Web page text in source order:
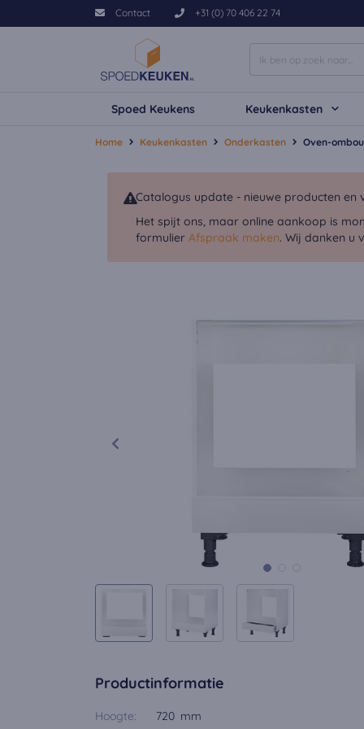
Contact +31 (0) 70 406 22 74
Spoed Keukens Keukenkasten
Home Keukenkasten Onderkasten Oven-
Catalogus update - nieuwe producten
Het spijt ons, maar online aankoop is
formulier Afspraak maken. Wij danken u
Productinformatie
Hoogte:
720 mm